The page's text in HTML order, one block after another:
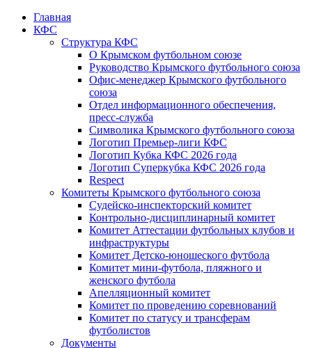
Главная
КФС
Структура КФС
О Крымском футбольном союзе
Руководство Крымского футбольного союза
Офис-менеджер Крымского футбольного
союза
Отдел информационного обеспечения,
пресс-служба
Символика Крымского футбольного союза
Логотип Премьер-лиги КФС
Логотип Кубка КФС 2026 года
Логотип Суперкубка КФС 2026 года
Respect
Комитеты Крымского футбольного союза
Судейско-инспекторский комитет
Контрольно-дисциплинарный комитет
Комитет Аттестации футбольных клубов и
инфраструктуры
Комитет Детско-юношеского футбола
Комитет мини-футбола, пляжного и
женского футбола
Апелляционный комитет
Комитет по проведению соревнований
Комитет по статусу и трансферам
футболистов
Документы